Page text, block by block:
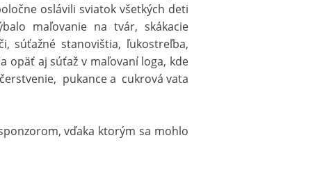
oslávili sviatok všetkých deti
maľovanie na tvár, skákacie
súťažné stanovištia, ľukostreľba,
opäť aj súťaž v maľovaní loga, kde
pukance a cukrová vata
vďaka ktorým sa mohlo